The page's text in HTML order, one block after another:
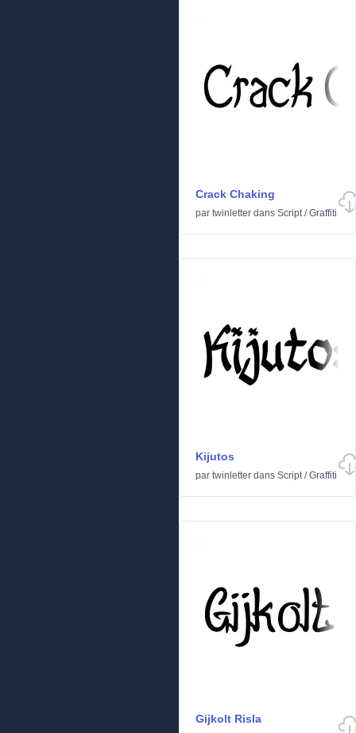
Crack Chaking
par twinletter dans Script/Graffiti
Kijutos
par twinletter dans Script/Graffiti
Gijkolt Risla